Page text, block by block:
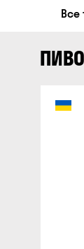
Все
ПИВО